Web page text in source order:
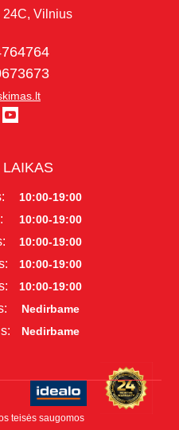
Vilnius
10:00-19:00
10:00-19:00
10:00-19:00
10:00-19:00
10:00-19:00
Nedirbame
Nedirbame
teisės saugomos